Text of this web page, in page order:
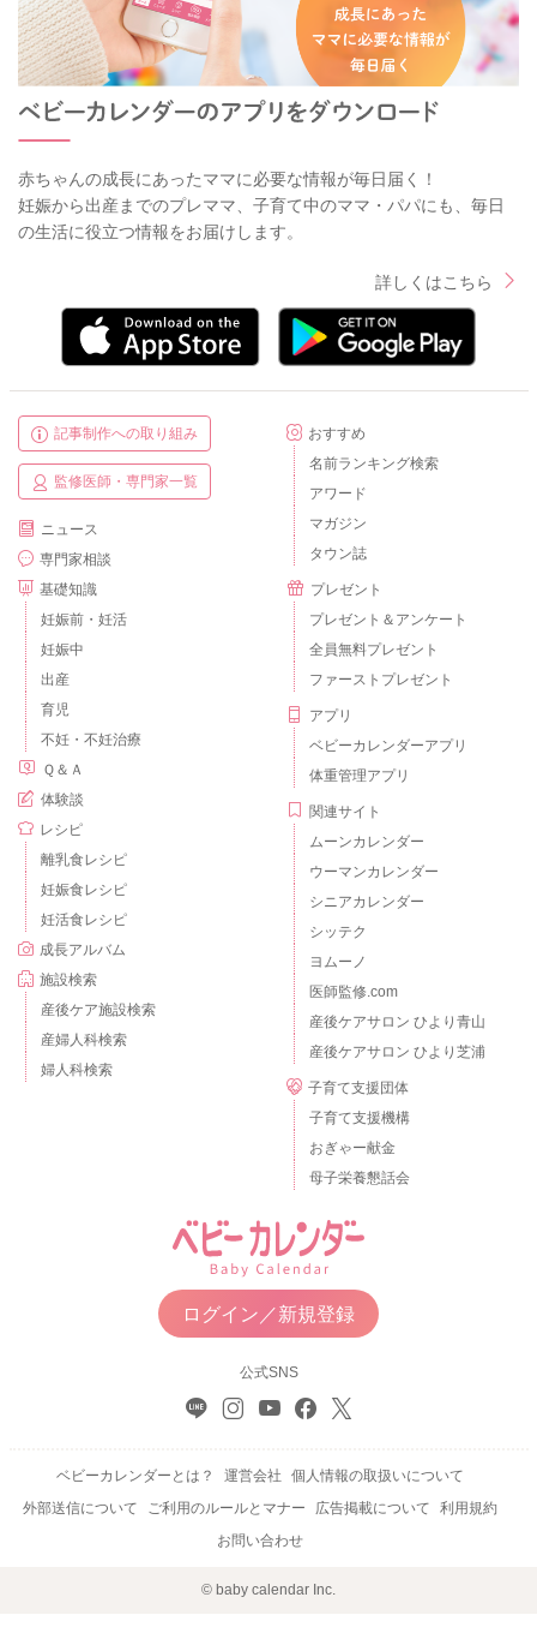
です。
・お腹が空いていない
る時間にしっかりとお腹を空かせるようにすると効果的です。
みてください。
・食形態があっていない
みて食べるかどうかを確認してみてください。
食形態は急に大きめ硬めにすると食べにくさから一時的に食欲
が落ちることがありますので、まずはお子さんの好きな食材で
１品からゆっくりステップアップさせていきましょう。
・味が苦手
味付けなども工夫されているかと思いますが、お子さんの好き
な食材があれば、その食材を使って色々なメニューを試してみ
もし母乳やミルクがお好きなら離乳食の食材として使用してミ
ルク粥やミルク煮、ミルクスープなどもおすすめです。
・歯が生えてきている
歯が生えてくると口の中の違和感から一時的に食事量が減少す
ることがあります。
ある程度生えてきて口腔内のむず痒さが解消されると食事量は
いつも通りに戻ることがほとんどなのですが、しばらくは母乳
やミルク、柔らかい離乳食などを中心にしてご様子をみてあげ
・病中・病後で胃腸機能が低下している
・暑さで食欲が低下している
また、病中病後の胃腸機能低下や、今の時期などは暑さで食欲
低下が続いていたりすることがあります。
母子手帳の成長曲線を確認して、カーブに沿って身長体重が緩
やかに増加しているなら、今の食事量・授乳量でも成長に必要
なカロリーは補えていると判断できますが、
この1か月間で体重が減少傾向にあるご様子でしたら、一度小児
科を受診して体調面などに問題がないか診ていただくと安心か
長くなりましたが、またお力になれることがありましたらお声
赤ちゃんの成長にあったママに必要な情報が毎日届く！
妊娠から出産までのプレママ、子育て中のママ・パパにも、毎日
の生活に役立つ情報をお届けします。
詳しくはこちら
記事制作への取り組み
監修医師・専門家一覧
ニュース
専門家相談
基礎知識
妊娠前・妊活
妊娠中
出産
育児
不妊・不妊治療
Ｑ＆Ａ
体験談
レシピ
離乳食レシピ
妊娠食レシピ
妊活食レシピ
成長アルバム
施設検索
産後ケア施設検索
産婦人科検索
婦人科検索
おすすめ
名前ランキング検索
アワード
マガジン
タウン誌
プレゼント
プレゼント＆アンケート
全員無料プレゼント
ファーストプレゼント
アプリ
ベビーカレンダーアプリ
体重管理アプリ
関連サイト
ムーンカレンダー
ウーマンカレンダー
シニアカレンダー
シッテク
ヨムーノ
医師監修.com
産後ケアサロン ひより青山
産後ケアサロン ひより芝浦
子育て支援団体
子育て支援機構
おぎゃー献金
母子栄養懇話会
ログイン／新規登録
公式SNS
ベビーカレンダーとは？ 運営会社
個人情報の取扱いについて
外部送信について
ご利用のルールとマナー 広告掲載について
利用規約
お問い合わせ
© baby calendar Inc.